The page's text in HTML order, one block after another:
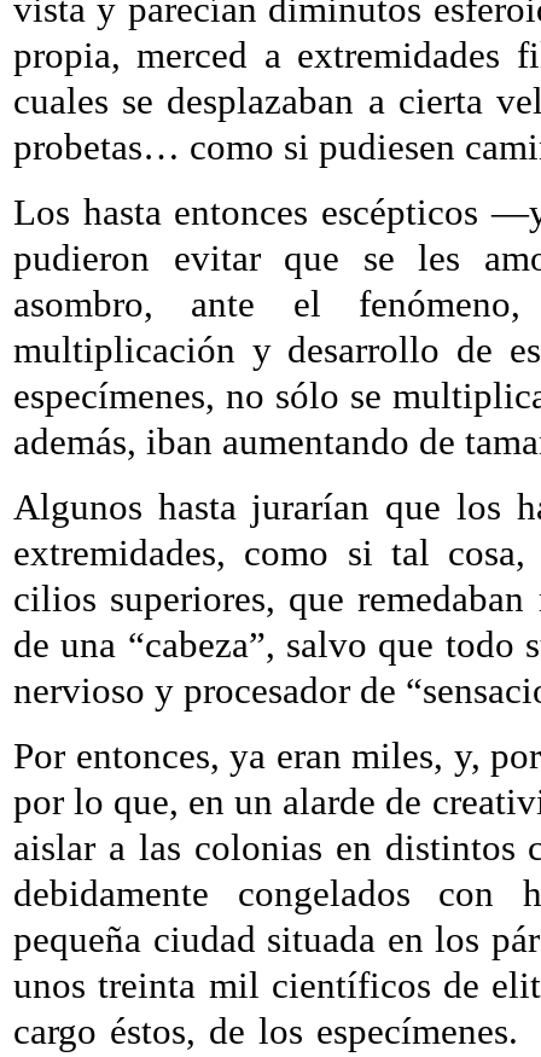
vista y parecían diminutos
propia, merced a extremidades
cuales se desplazaban a cierta
probetas… como si pudiesen
Los hasta entonces escépticos
pudieron evitar que se les
asombro, ante el
multiplicación y desarrollo de
especímenes, no sólo se
además, iban aumentando de
Algunos hasta jurarían que los
extremidades, como si tal cosa,
cilios superiores, que
de una “cabeza”, salvo que
nervioso y procesador de
Por entonces, ya eran miles, y,
por lo que, en un alarde de
aislar a las colonias en distintos
debidamente congelados
pequeña ciudad situada en los
unos treinta mil científicos de
cargo éstos, de los especímenes.